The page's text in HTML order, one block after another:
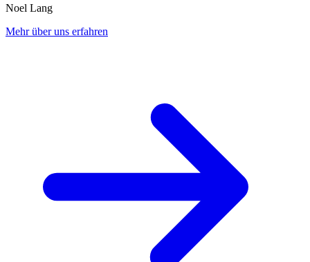
Noel Lang
Mehr über uns erfahren